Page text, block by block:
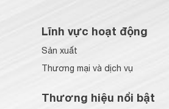
Lĩnh vực hoạt động
Sản xuất
Thương mại và dịch vụ
Thương hiệu nổi bật